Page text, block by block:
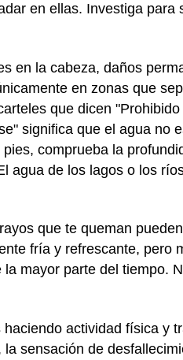
en ellas. Investiga para
en la cabeza, daños
en zonas que
que dicen
significa que el agua no
comprueba la
agua de los lagos o los
que te queman
fría y refrescante, pero
mayor parte del tiempo.
actividad física y
sensación de